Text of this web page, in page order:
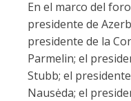
En el marco del
presidente de
presidente de la
Parmelin; el
Stubb; el
Nausėda; el